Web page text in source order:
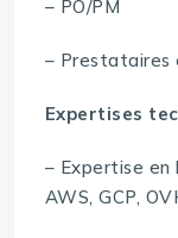
– PO/PM
– Prestataires
Expertises
– Expertise
AWS, GCP,